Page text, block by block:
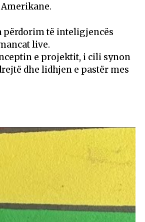
përdorim të inteligjencës
live.
e projektit, i cili synon
dhe lidhjen e pastër mes